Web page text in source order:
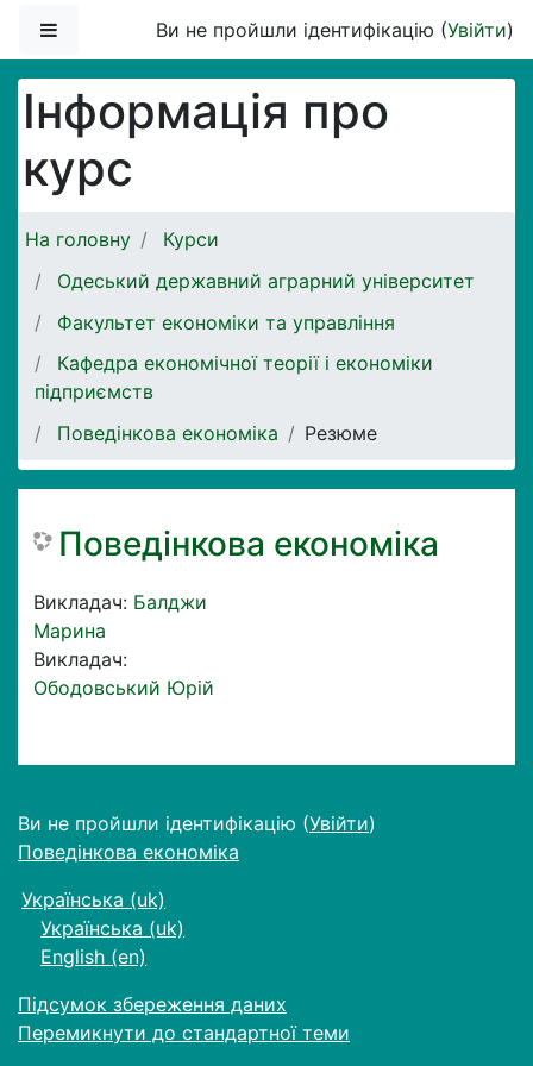
Бокова панельВи не пройшли ідентифікацію (Увійти)
Інформація про
курс
На головну
Курси
Одеський державний аграрний університет
Факультет економіки та управління
Кафедра економічної теорії і економіки
підприємств
Поведінкова економіка
Резюме
Поведінкова економіка
Викладач: Балджи
Марина
Викладач:
Ободовський Юрій
Ви не пройшли ідентифікацію (Увійти)
Поведінкова економіка
Українська ‎(uk)‎
Українська ‎(uk)‎
English ‎(en)‎
Підсумок збереження даних
Перемикнути до стандартної теми